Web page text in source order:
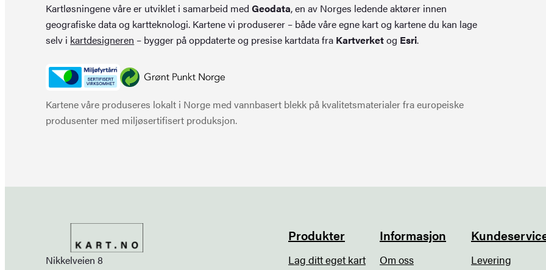
Kartløsningene våre er utviklet i samarbeid medGeodata, en av Norges ledende aktører innen
geografiske data og kartteknologi. Kartene vi produserer – både våre egne kart og kartene du kan lage
selv i kartdesigneren – bygger på oppdaterte og presise kartdata fra Kartverketog Esri.
Kartene våre produseres lokalt i Norge med vannbasert blekk på kvalitetsmaterialer fra europeiske
produsenter med miljøsertifisert produksjon.
Nikkelveien 8
Produkter
Lag ditt eget kart
Informasjon
Om oss
Levering